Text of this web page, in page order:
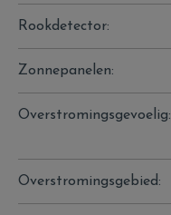
Rookdetector:
Zonnepanelen:
Overstromingsgevoelig:
Overstromingsgebied: